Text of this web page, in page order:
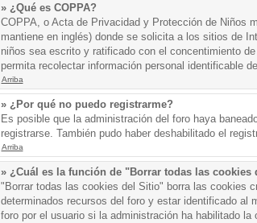
» ¿Qué es COPPA?
COPPA, o Acta de Privacidad y Protección de Niños
mantiene en inglés) donde se solicita a los sitios de
niños sea escrito y ratificado con el concentimiento
permita recolectar información personal identificable
Arriba
» ¿Por qué no puedo registrarme?
Es posible que la administración del foro haya
registrarse. También pudo haber deshabilitado el
Arriba
» ¿Cuál es la función de "Borrar todas las cookies
"Borrar todas las cookies del Sitio" borra las cookies
determinados recursos del foro y estar identificado al
foro por el usuario si la administración ha habilitado